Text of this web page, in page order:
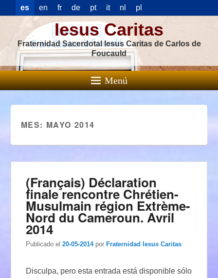
es en fr de pt it nl pl
Iesus Caritas
Fraternidad Sacerdotal Iesus Caritas de Carlos de
Foucauld
Menú
MES: MAYO 2014
(Français) Déclaration
finale rencontre Chrétien-
Musulmain région Extrème-
Nord du Cameroun. Avril
2014
Publicado el 20-05-2014 por Fraternidad Iesus Caritas
Disculpa, pero esta entrada está disponible sólo